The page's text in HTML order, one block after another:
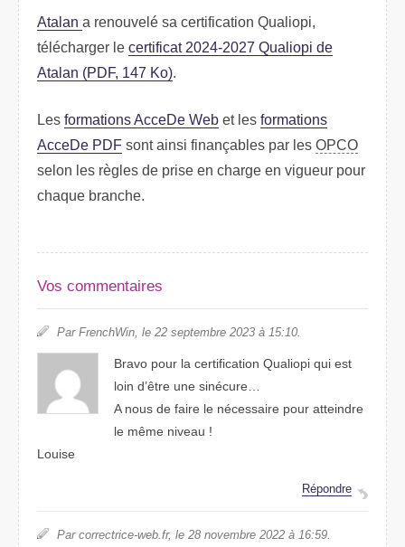
Atalan a renouvelé sa certification Qualiopi,
télécharger le certificat 2024-2027 Qualiopi de
Atalan (PDF, 147 Ko).
Les formations AcceDe Web et les formations
AcceDe PDF sont ainsi finançables par les OPCO
selon les règles de prise en charge en vigueur pour
chaque branche.
Vos commentaires
Par FrenchWin, le 22 septembre 2023 à 15:10.
Bravo pour la certification Qualiopi qui est
loin d’être une sinécure…
A nous de faire le nécessaire pour atteindre
le même niveau !
Louise
Répondre
Par correctrice-web.fr, le 28 novembre 2022 à 16:59.